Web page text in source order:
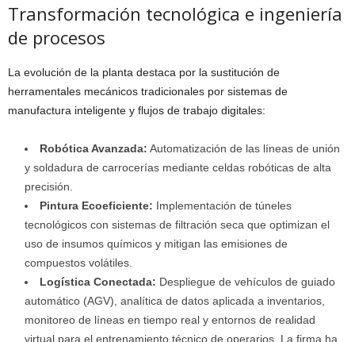
Transformación tecnológica e ingeniería
de procesos
La evolución de la planta destaca por la sustitución de
herramentales mecánicos tradicionales por sistemas de
manufactura inteligente y flujos de trabajo digitales:
Robótica Avanzada: Automatización de las líneas de unión
y soldadura de carrocerías mediante celdas robóticas de alta
precisión.
Pintura Ecoeficiente: Implementación de túneles
tecnológicos con sistemas de filtración seca que optimizan el
uso de insumos químicos y mitigan las emisiones de
compuestos volátiles.
Logística Conectada: Despliegue de vehículos de guiado
automático (AGV), analítica de datos aplicada a inventarios,
monitoreo de líneas en tiempo real y entornos de realidad
virtual para el entrenamiento técnico de operarios. La firma ha